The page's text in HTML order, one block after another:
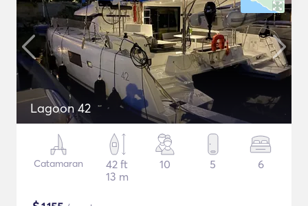
Lagoon 42
Catamaran
42 ft
13 m
10 5 6